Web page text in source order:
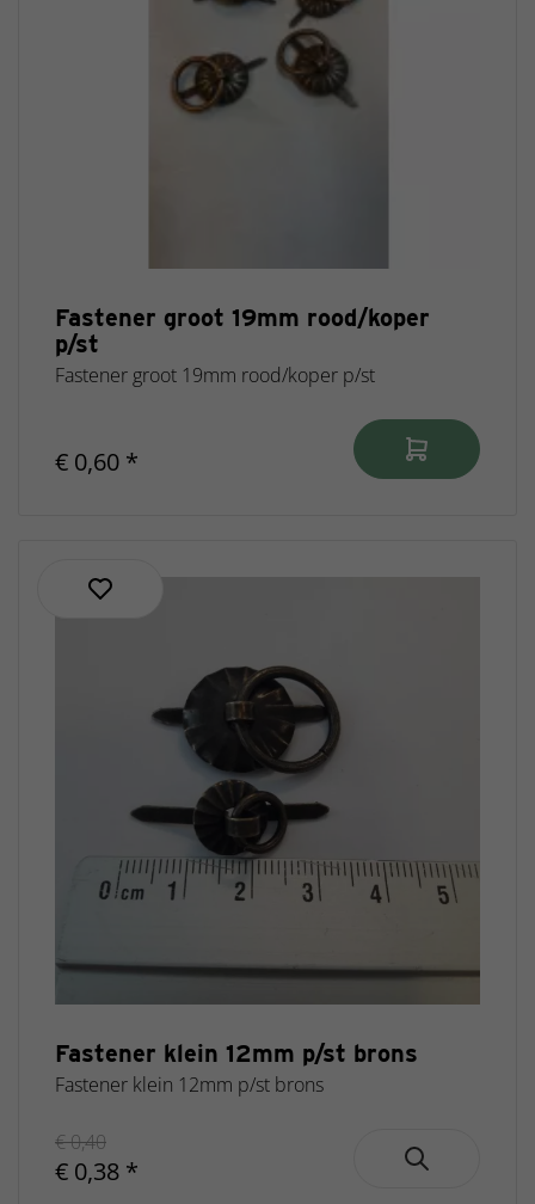
Fastener groot 19mm rood/koper
p/st
Fastener groot 19mm rood/koper p/st
€ 0,60 *
Fastener klein 12mm p/st brons
Fastener klein 12mm p/st brons
€ 0,40
€ 0,38 *